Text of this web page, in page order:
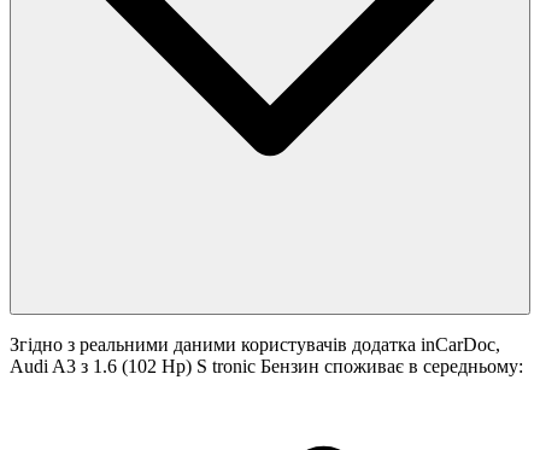
Згідно з реальними даними користувачів додатка inCarDoc,
Audi A3 з 1.6 (102 Hp) S tronic Бензин споживає в середньому: